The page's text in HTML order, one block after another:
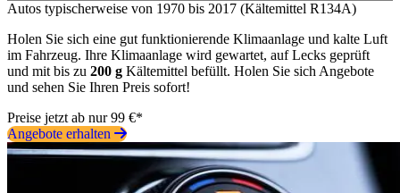
Autos typischerweise von 1970 bis 2017 (Kältemittel R134A)
Holen Sie sich eine gut funktionierende Klimaanlage und kalte Luft
im Fahrzeug. Ihre Klimaanlage wird gewartet, auf Lecks geprüft
und mit bis zu 200 g Kältemittel befüllt. Holen Sie sich Angebote
und sehen Sie Ihren Preis sofort!
Preise jetzt ab nur 99 €*
Angebote erhalten